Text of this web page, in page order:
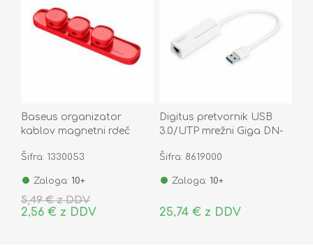
Baseus organizator
kablov magnetni rdeč
Šifra: 1330053
Zaloga: 10+
5,49 € z DDV
2,56 € z DDV
Digitus pretvornik USB
3.0/UTP mrežni Giga DN-
Šifra: 8619000
Zaloga: 10+
25,74 € z DDV